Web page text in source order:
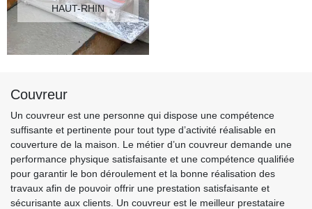
HAUT-RHIN
Couvreur
Un couvreur est une personne qui dispose une compétence
suffisante et pertinente pour tout type d’activité réalisable en
couverture de la maison. Le métier d’un couvreur demande une
performance physique satisfaisante et une compétence qualifiée
pour garantir le bon déroulement et la bonne réalisation des
travaux afin de pouvoir offrir une prestation satisfaisante et
sécurisante aux clients. Un couvreur est le meilleur prestataire